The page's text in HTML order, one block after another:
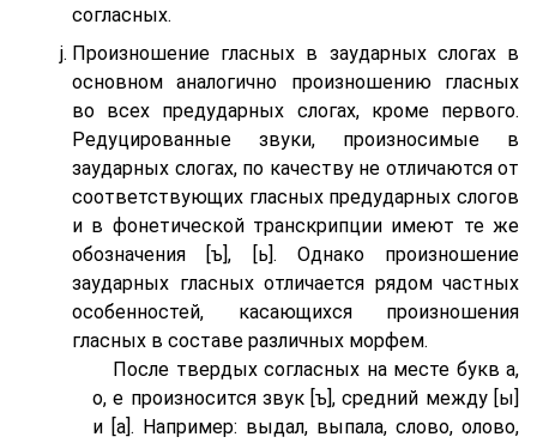
согласных.
Произношение гласных в заударных слогах в
основном аналогично произношению гласных
во всех предударных слогах, кроме первого.
Редуцированные звуки, произносимые в
заударных слогах, по качеству не отличаются от
соответствующих гласных предударных слогов
и в фонетической транскрипции имеют те же
обозначения [ъ], [ь]. Однако произношение
заударных гласных отличается рядом частных
особенностей, касающихся произношения
гласных в составе различных морфем.
После твердых согласных на месте букв а,
о, е произносится звук [ъ], средний между [ы]
и [а]. Например: выдал, выпала, слово, олово,